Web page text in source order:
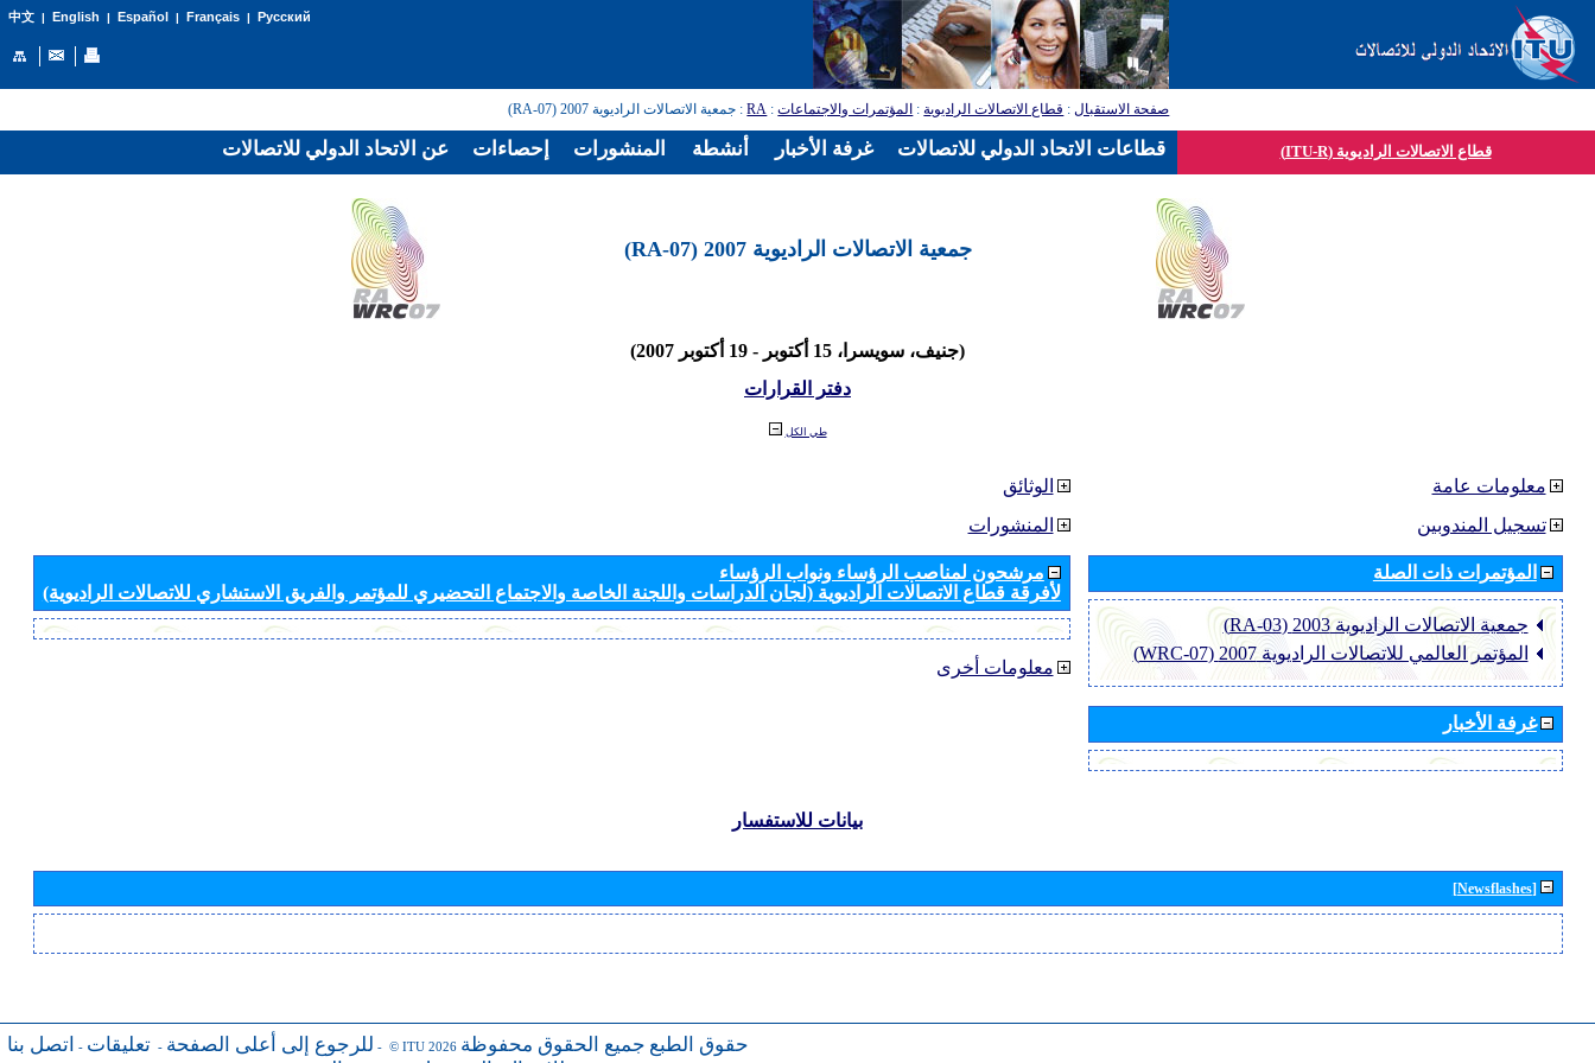
中文| English | Español | Français| Русский
صفحة الاستقبال: قطاع الاتصالات الراديوية: المؤتمرات والاجتماعات:
RA: جمعية الاتصالات الراديوية 2007 (RA-07)
قطاع الاتصالات الراديوية (ITU-R)
جمعية الاتصالات الراديوية 2007 (RA-07)
(جنيف، سويسرا، 15 أكتوبر - 19 أكتوبر 2007)
دفتر القرارات
طي الكل
الوثائق
المنشورات
مرشحون لمناصب الرؤساء ونواب الرؤساء
لأفرقة قطاع الاتصالات الراديوية (لجان الدراسات واللجنة الخاصة والاجتماع التحضيري للمؤتمر والفريق الاستشاري للاتصالات الراديوية)
معلومات أخرى
معلومات عامة
تسجيل المندوبين
المؤتمرات ذات الصلة
جمعية الاتصالات الراديوية 2003 (RA-03)
المؤتمر العالمي للاتصالات الراديوية 2007 (WRC-07)
غرفة الأخبار
بيانات للاستفسار
[Newsflashes]
للرجوع إلى أعلى الصفحة - تعليقات - اتصل بنا - © ITU 2026 حقوق الطبع جميع الحقوق محفوظة
عن الاتحاد الدولي للاتصالات إحصاءات المنشورات أنشطة غرفة الأخبار قطاعات الاتحاد الدولي للاتصالات